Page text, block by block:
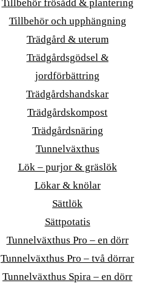
Tillbehör frösådd & plantering
Tillbehör och upphängning
Trädgård & uterum
Trädgårdsgödsel &
jordförbättring
Trädgårdshandskar
Trädgårdskompost
Trädgårdsnäring
Tunnelväxthus
Lök – purjor & gräslök
Lökar & knölar
Sättlök
Sättpotatis
Tunnelväxthus Pro – en dörr
Tunnelväxthus Pro – två dörrar
Tunnelväxthus Spira – en dörr